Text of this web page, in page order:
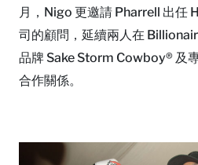
月，Nigo 更邀請 Pharrell 出任
司的顧問，延續兩人在
品牌 Sake Storm Cowboy® 及
合作關係。